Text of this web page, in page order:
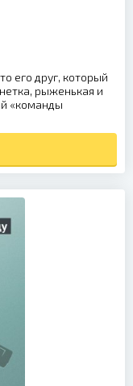
его друг, который
рыженькая и
«команды